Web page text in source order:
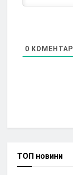
0 КОМЕНТАРІ
ТОП новини